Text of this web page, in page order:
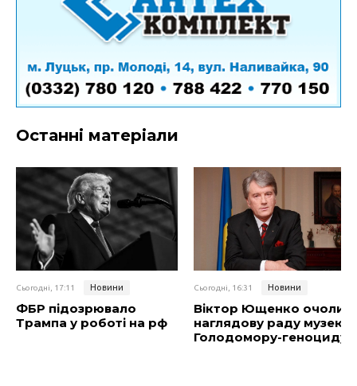
Останні матеріали
Сьогодні, 17:11 Новини
ФБР підозрювало
Трампа у роботі на рф
Сьогодні, 16:31 Новини
Віктор Ющенко очолив
наглядову раду музею
Голодомору-геноциду